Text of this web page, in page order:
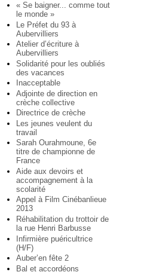
« Se baigner... comme tout
le monde »
Le Préfet du 93 à
Aubervilliers
Atelier d’écriture à
Aubervilliers
Solidarité pour les oubliés
des vacances
Inacceptable
Adjointe de direction en
crèche collective
Directrice de crèche
Les jeunes veulent du
travail
Sarah Ourahmoune, 6e
titre de championne de
France
Aide aux devoirs et
accompagnement à la
scolarité
Appel à Film Cinébanlieue
2013
Réhabilitation du trottoir de
la rue Henri Barbusse
Infirmière puéricultrice
(H/F)
Auber’en fête 2
Bal et accordéons